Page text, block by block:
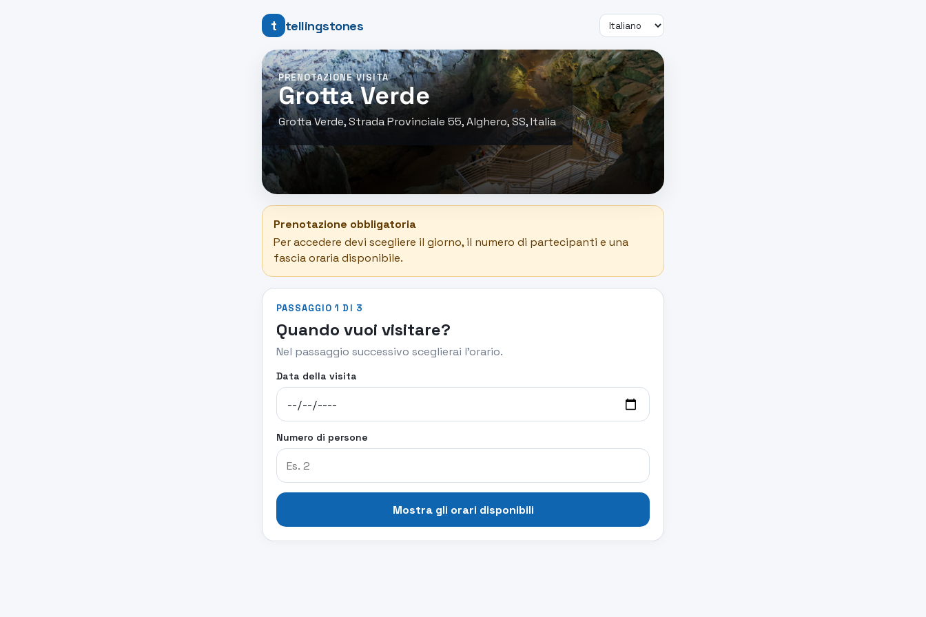
t tellingstones Lingua
PRENOTAZIONE VISITA
Grotta Verde
Grotta Verde, Strada Provinciale 55, Alghero, SS, Italia
Prenotazione obbligatoria
Per accedere devi scegliere il giorno, il numero di partecipanti e una
fascia oraria disponibile.
PASSAGGIO 1 DI 3
Quando vuoi visitare?
Nel passaggio successivo sceglierai l’orario.
Data della visita
Numero di persone
Mostra gli orari disponibili